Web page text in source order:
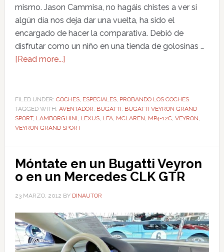
mismo. Jason Cammisa, no hagáis chistes a ver si
algún día nos deja dar una vuelta, ha sido el
encargado de hacer la comparativa. Debió de
disfrutar como un niño en una tienda de golosinas …
[Read more...]
FILED UNDER: COCHES, ESPECIALES, PROBANDO LOS COCHES
TAGGED WITH: AVENTADOR, BUGATTI, BUGATTI VEYRON GRAND
SPORT, LAMBORGHINI, LEXUS, LFA, MCLAREN, MP4-12C, VEYRON,
VEYRON GRAND SPORT
Móntate en un Bugatti Veyron
o en un Mercedes CLK GTR
23 MARZO, 2012 BY DINAUTOR